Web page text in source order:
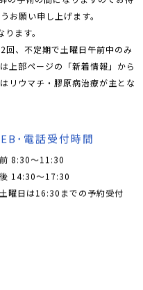
お願い申し上げます。
ます。
、不定期で土曜日午前中のみ
上部ページの「新着情報」から
リウマチ・膠原病治療が主とな
･電話受付時間
8:30～11:30
14:30～17:30
曜日は16:30までの予約受付